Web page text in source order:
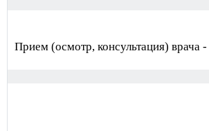
Прием (осмотр, консультация) врача